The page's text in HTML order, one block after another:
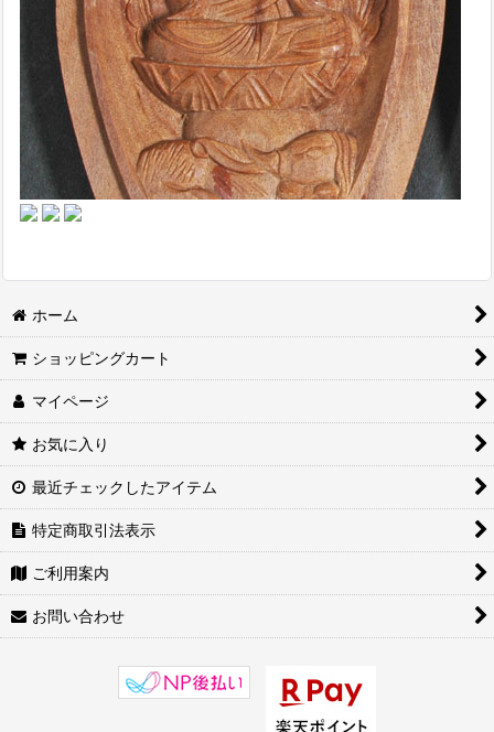
ホーム
ショッピングカート
マイページ
お気に入り
最近チェックしたアイテム
特定商取引法表示
ご利用案内
お問い合わせ